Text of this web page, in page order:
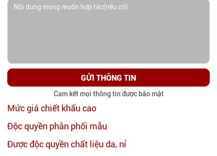
GỬI THÔNG TIN
Cam kết mọi thông tin được bảo mật
Mức giá chiết khấu cao
Độc quyền phân phối mẫu
Được độc quyền chất liệu da, nỉ